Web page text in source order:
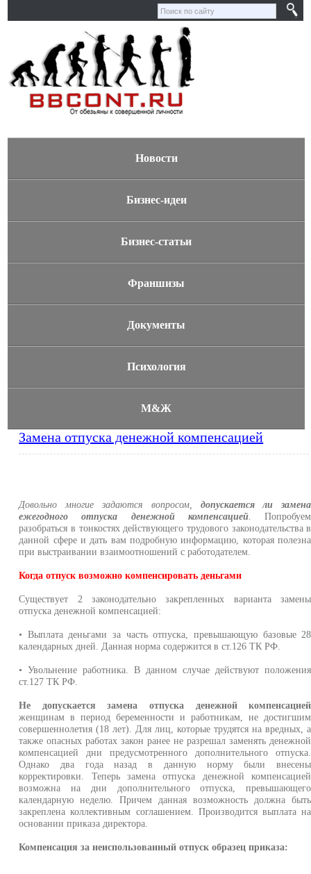
Новости
Бизнес-идеи
Бизнес-статьи
Франшизы
Документы
Психология
М&Ж
Замена отпуска денежной компенсацией
Довольно многие задаются вопросом, допускается ли замена
ежегодного отпуска денежной компенсацией.
Попробуем
разобраться в тонкостях действующего трудового законодательства в
данной сфере и дать вам подробную информацию, которая полезна
при выстраивании взаимоотношений с работодателем.
Когда отпуск возможно компенсировать деньгами
Существует 2 законодательно закрепленных варианта замены
отпуска денежной компенсацией:
• Выплата деньгами за часть отпуска, превышающую базовые 28
календарных дней. Данная норма содержится в ст.126 ТК РФ.
• Увольнение работника. В данном случае действуют положения
ст.127 ТК РФ.
Не допускается замена отпуска денежной компенсацией
женщинам в период беременности и работникам, не достигшим
совершеннолетия (18 лет). Для лиц, которые трудятся на вредных, а
также опасных работах закон ранее не разрешал заменять денежной
компенсацией дни предусмотренного дополнительного отпуска.
Однако два года назад в данную норму были внесены
корректировки. Теперь замена отпуска денежной компенсацией
возможна на дни дополнительного отпуска, превышающего
календарную неделю. Причем данная возможность должна быть
закреплена коллективным соглашением. Производится выплата на
основании приказа директора.
Компенсация за неиспользованный отпуск образец приказа: